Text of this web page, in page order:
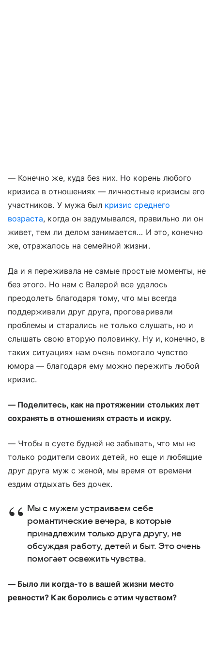
— Конечно же, куда без них. Но корень любого
кризиса в отношениях — личностные кризисы его
участников. У мужа был кризис среднего
возраста, когда он задумывался, правильно ли он
живет, тем ли делом занимается… И это, конечно
же, отражалось на семейной жизни.
Да и я переживала не самые простые моменты, не
без этого. Но нам с Валерой все удалось
преодолеть благодаря тому, что мы всегда
поддерживали друг друга, проговаривали
проблемы и старались не только слушать, но и
слышать свою вторую половинку. Ну и, конечно, в
таких ситуациях нам очень помогало чувство
юмора — благодаря ему можно пережить любой
кризис.
— Поделитесь, как на протяжении стольких лет
сохранять в отношениях страсть и искру.
— Чтобы в суете будней не забывать, что мы не
только родители своих детей, но еще и любящие
друг друга муж с женой, мы время от времени
ездим отдыхать без дочек.
Мы с мужем устраиваем себе
романтические вечера, в которые
принадлежим только друга другу, не
обсуждая работу, детей и быт. Это очень
помогает освежить чувства.
— Было ли когда-то в вашей жизни место
ревности? Как боролись с этим чувством?